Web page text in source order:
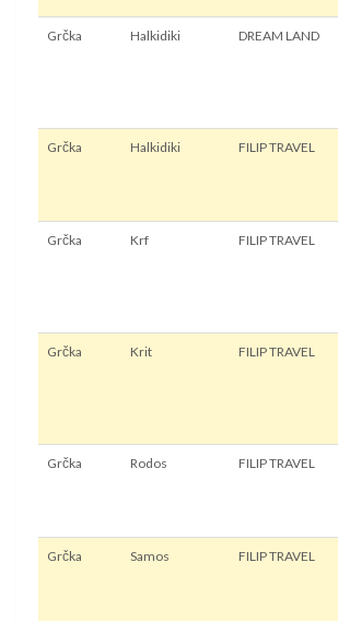
Grčka Halkidiki DREAM LAND
Grčka Halkidiki FILIP TRAVEL
Grčka Krf FILIP TRAVEL
Grčka Krit FILIP TRAVEL
Grčka Rodos FILIP TRAVEL
Grčka Samos FILIP TRAVEL